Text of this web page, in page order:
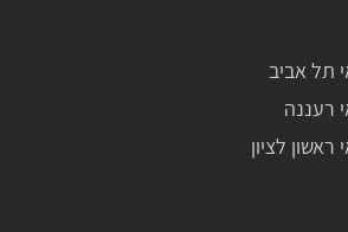
תל אביב
רעננה
ראשון לציון